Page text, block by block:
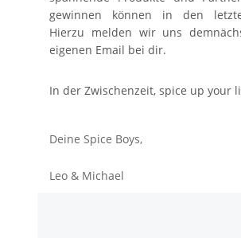
gewinnen können in den
Hierzu melden wir uns
eigenen Email bei dir.
In der Zwischenzeit, spice up your
Deine Spice Boys,
Leo & Michael